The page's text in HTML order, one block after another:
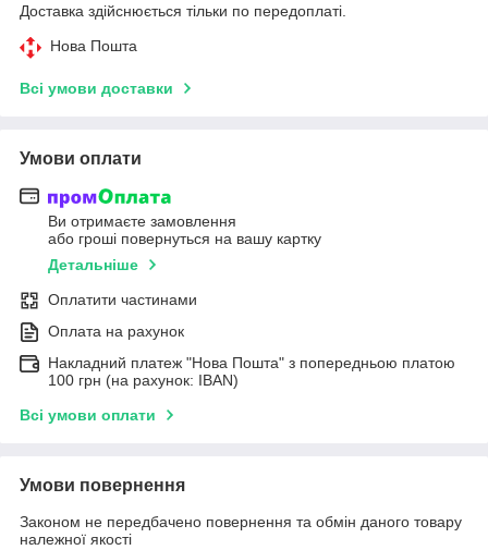
Доставка здійснюється тільки по передоплаті.
Нова Пошта
Всі умови доставки
Умови оплати
Ви отримаєте замовлення
або гроші повернуться на вашу картку
Детальніше
Оплатити частинами
Оплата на рахунок
Накладний платеж "Нова Пошта" з попередньою платою
100 грн (на рахунок: IBAN)
Всі умови оплати
Умови повернення
Законом не передбачено повернення та обмін даного товару
належної якості